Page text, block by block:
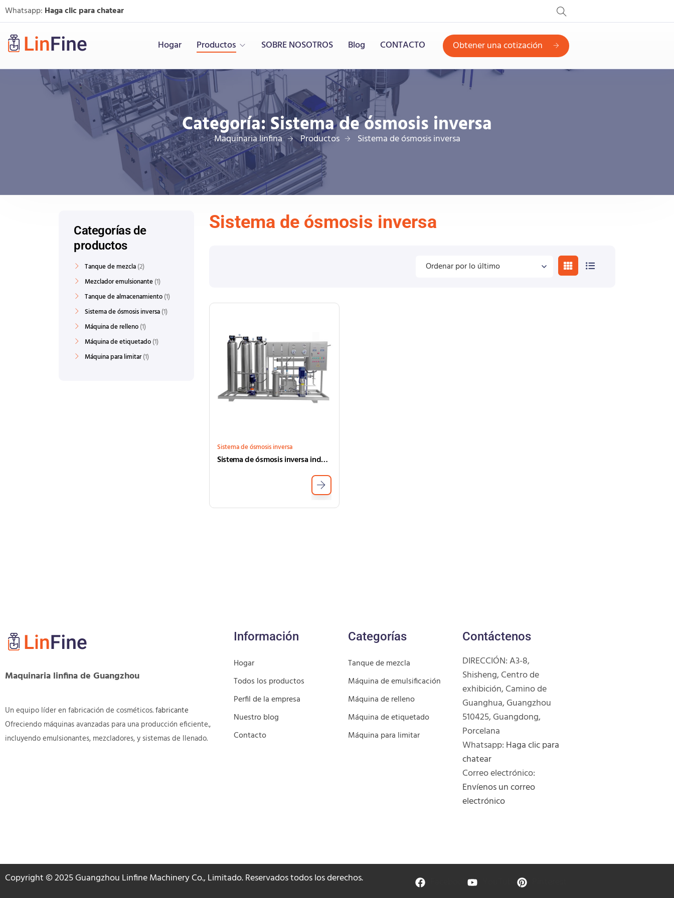
Whatsapp: Haga clic para chatear
Hogar Productos SOBRE NOSOTROS Blog CONTACTO Obtener una cotización
Categoría:Sistema de ósmosis inversa
Maquinaria linfina Productos Sistema de ósmosis inversa
Sistema de ósmosis inversa
Sistema de ósmosis inversa
Sistema de ósmosis inversa industrial Sistema de agua industrial RO
Categorías de
productos
Tanque de mezcla 2
Mezclador emulsionante 1
Tanque de almacenamiento 1
Sistema de ósmosis inversa 1
Máquina de relleno 1
Máquina de etiquetado 1
Máquina para limitar 1
Maquinaria linfina de Guangzhou
Un equipo líder en fabricación de cosméticos.fabricante
Ofreciendo máquinas avanzadas para una producción eficiente.,
incluyendo emulsionantes, mezcladores, y sistemas de llenado.
Información
Hogar
Todos los productos
Perfil de la empresa
Nuestro blog
Contacto
Categorías
Tanque de mezcla
Máquina de emulsificación
Máquina de relleno
Máquina de etiquetado
Máquina para limitar
Contáctenos
DIRECCIÓN: A3-8,
Shisheng, Centro de
exhibición, Camino de
Guanghua, Guangzhou
510425, Guangdong,
Porcelana
Whatsapp: Haga clic para
chatear
Correo electrónico:
Envíenos un correo
electrónico
Copyright © 2025 Guangzhou Linfine Machinery Co., Limitado. Reservados todos los derechos.